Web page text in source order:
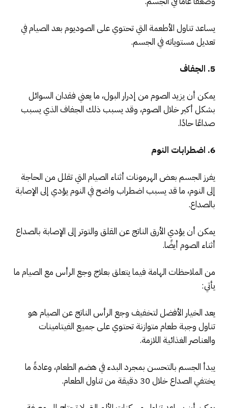
يساعد تناول الأطعمة التي تحتوي على الصوديوم بعد الصيام في
تعديل مستوياته في الجسم.
5. الجفاف
يمكن أن يزيد الصوم من إدرار البول، ما يعني فقدان السوائل
بشكل أكبر خلال الصوم، وقد يسبب ذلك الجفاف الذي يسبب
صداعًا حادًا.
6. اضطرابات النوم
يفرز الجسم بعض الهرمونات أثناء الصيام التي تقلل من الحاجة
إلى النوم، ما قد يسبب اضطراب واضح في النوم يؤدي إلى الإصابة
بالصداع.
يمكن أن يؤدي الأرق الناتج عن القلق والتوتر إلى الإصابة بالصداع
أثناء الصوم أيضًا.
من الملاحظات الهامة فيما يتعلق بعلاج وجع الرأس مع الصيام ما
يأتي:
يعد الخيار الأفضل لتخفيف وجع الرأس الناتج عن الصيام هو
تناول وجبة طعام متوازنة تحتوي على جميع الفيتامينات
والعناصر الغذائية اللازمة.
يبدأ الجسم بالتحسن بمجرد البدء في هضم الطعام، وعادةً ما
يختفي الصداع خلال 30 دقيقة من تناول الطعام.